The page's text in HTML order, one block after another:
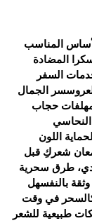
المناسب
المضادة
السفر
سر الجمال
لفات حجاب
اللون
شعركِ قبل
طرق سحرية
بالنفسهل
في وقت
طبيعية للشعر